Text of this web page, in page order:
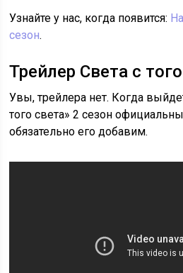
Узнайте у нас, когда появится:
сезон.
Трейлер Света с
Увы, трейлера нет. Когда
того света» 2 сезон
обязательно его добавим.